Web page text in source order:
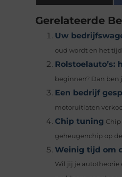
Gerelateerde
Uw
oud wordt en het
Rolstoelauto’s:
beginnen? Dan ben
Een bedrijf
motoruitlaten
Chip tuning
geheugenchip op
Weinig tijd om
Wil jij je autotheorie